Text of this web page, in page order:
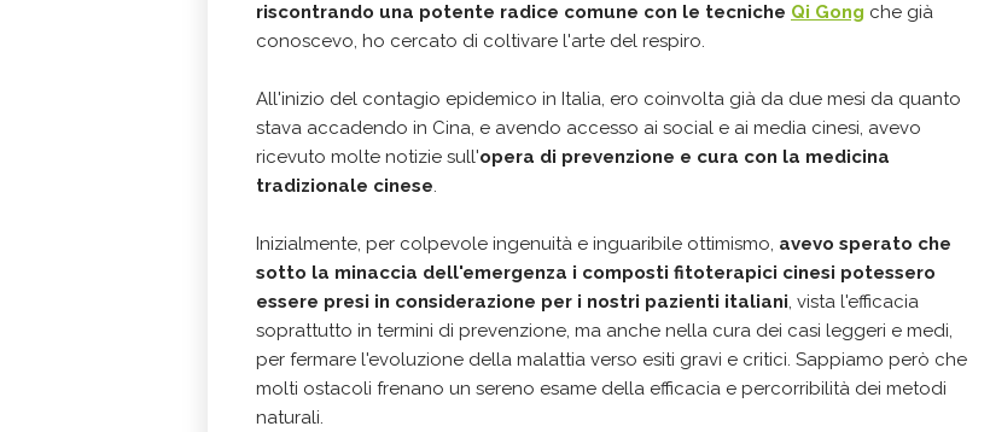
riscontrando una potente radice comune con le tecniche Qi Gong che già
conoscevo, ho cercato di coltivare l'arte del respiro.
All'inizio del contagio epidemico in Italia, ero coinvolta già da due mesi da quanto
stava accadendo in Cina, e avendo accesso ai social e ai media cinesi, avevo
ricevuto molte notizie sull'opera di prevenzione e cura con la medicina
tradizionale cinese.
Inizialmente, per colpevole ingenuità e inguaribile ottimismo, avevo sperato che
sotto la minaccia dell'emergenza i composti fitoterapici cinesi potessero
essere presi in considerazione per i nostri pazienti italiani, vista l'efficacia
soprattutto in termini di prevenzione, ma anche nella cura dei casi leggeri e medi,
per fermare l'evoluzione della malattia verso esiti gravi e critici. Sappiamo però che
molti ostacoli frenano un sereno esame della efficacia e percorribilità dei metodi
naturali.